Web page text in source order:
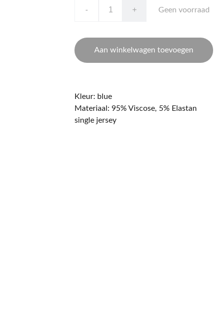
- + Geen voorraad
Aan winkelwagen toevoegen
Kleur: blue
Materiaal: 95% Viscose, 5% Elastan
single jersey